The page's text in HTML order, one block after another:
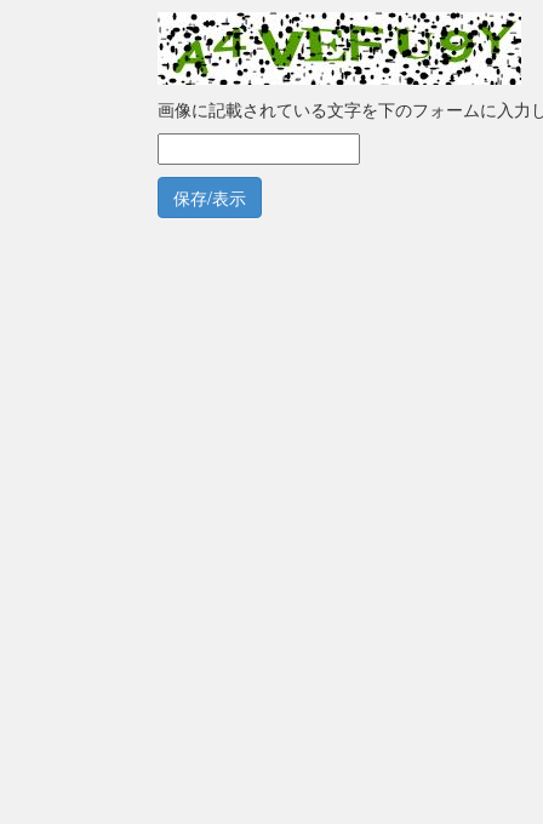
画像に記載されている文字を下のフォームに入力
保存/表示